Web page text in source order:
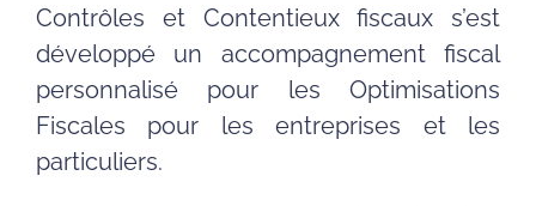
Contrôles et Contentieux fiscaux s’est
développé un accompagnement fiscal
personnalisé pour les Optimisations
Fiscales pour les entreprises et les
particuliers.